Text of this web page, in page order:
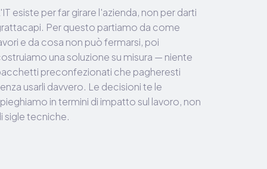
esiste per far girare l'azienda, non per darti
Per questo partiamo da come
e da cosa non può fermarsi, poi
una soluzione su misura — niente
preconfezionati che pagheresti
usarli davvero. Le decisioni te le
in termini di impatto sul lavoro, non
sigle tecniche.